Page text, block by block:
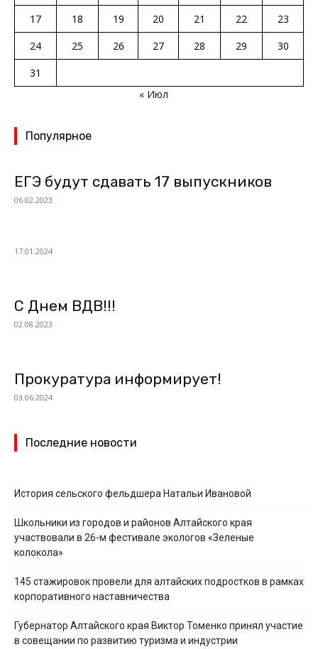
17
18 19 20 21 22
23
24
25 26 27 28 29
30
31
« Июл
Популярное
ЕГЭ будут сдавать 17 выпускников
06.02.2023
17.01.2024
С Днем ВДВ!!!
02.08.2023
Прокуратура информирует!
03.06.2024
Последние новости
История сельского фельдшера Натальи Ивановой
Школьники из городов и районов Алтайского края
участвовали в 26-м фестивале экологов «Зеленые
колокола»
145 стажировок провели для алтайских подростков в рамках
корпоративного наставничества
Губернатор Алтайского края Виктор Томенко принял участие
в совещании по развитию туризма и индустрии